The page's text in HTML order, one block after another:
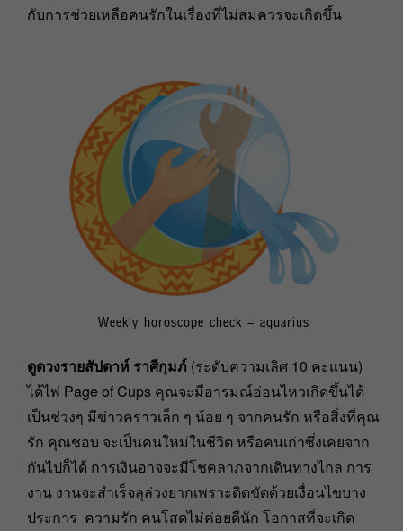
กับการช่วยเหลือคนรักในเรื่องที่ไม่สมควรจะเกิดขึ้น
Weekly horoscope check – aquarius
ดูดวงรายสัปดาห์ ราศีกุมภ์ (ระดับความเลิศ 10 คะแนน)
ได้ไพ่ Page of Cups คุณจะมีอารมณ์อ่อนไหวเกิดขึ้นได้
เป็นช่วงๆ มีข่าวคราวเล็ก ๆ น้อย ๆ จากคนรัก หรือสิ่งที่คุณ
รัก คุณชอบ จะเป็นคนใหม่ในชีวิต หรือคนเก่าซึ่งเคยจาก
กันไปก็ได้ การเงินอาจจะมีโชคลาภจากเดินทางไกล การ
งาน งานจะสำเร็จลุล่วงยากเพราะติดขัดด้วยเงื่อนไขบาง
ประการ ความรัก คนโสดไม่ค่อยดีนัก โอกาสที่จะเกิด